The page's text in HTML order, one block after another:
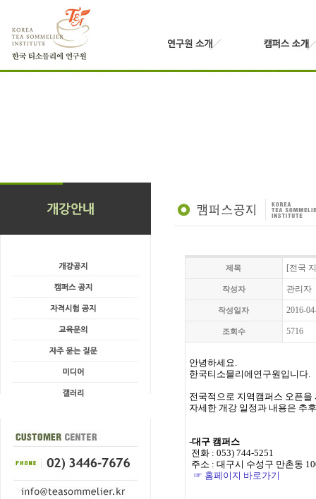
제목 [전국
작성자 관리자
작성일자 2016-
조회수 5716
안녕하세요.
한국티소믈리에연구원입니다.
전국적으로 지역캠퍼스 오픈
자세한 개강 일정과 내용은 추
-대구 캠퍼스
전화 : 053) 744-5251
주소 : 대구시 수성구 만촌동
☞ 홈페이지 바로가기